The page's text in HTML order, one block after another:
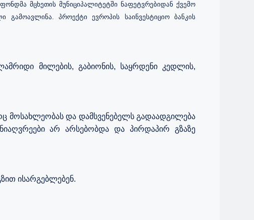
ფონდმა მცხეთის მუნიციპალიტეტში ნაფეტვრებიდან ქვემო
გამოავლინა. პროექტი ევროპის საინვესტიციო
ბანკის
მილების, გაბიონის, საყრდენი კედლის,
მოსახლეობას და დამსვენებელს გადაადგილება
არ არსებობდა და პირდაპირ
გზაზე
ისარგებლებენ.